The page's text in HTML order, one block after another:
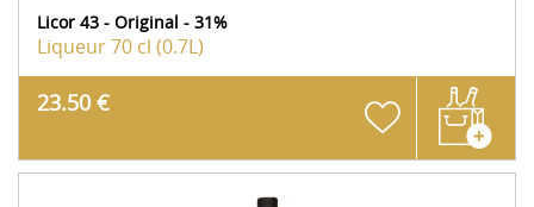
Licor 43 - Original - 31%
Liqueur70 cl (0.7L)
23.50 €